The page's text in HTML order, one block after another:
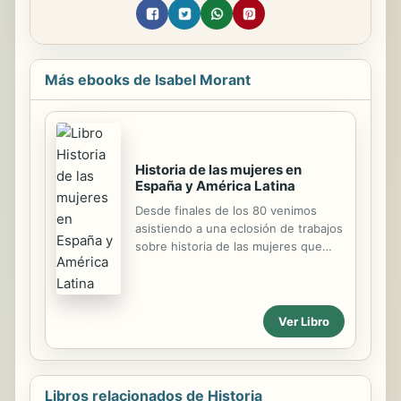
Más ebooks de Isabel Morant
Historia de las mujeres en
España y América Latina
Desde finales de los 80 venimos
asistiendo a una eclosión de trabajos
sobre historia de las mujeres que
España y América Latina» más de un
centenar de historiadores han
aunado esfuerzos para hablarnos de
de sus trabajos, de sus formas de
Ver Libro
Libros relacionados de Historia